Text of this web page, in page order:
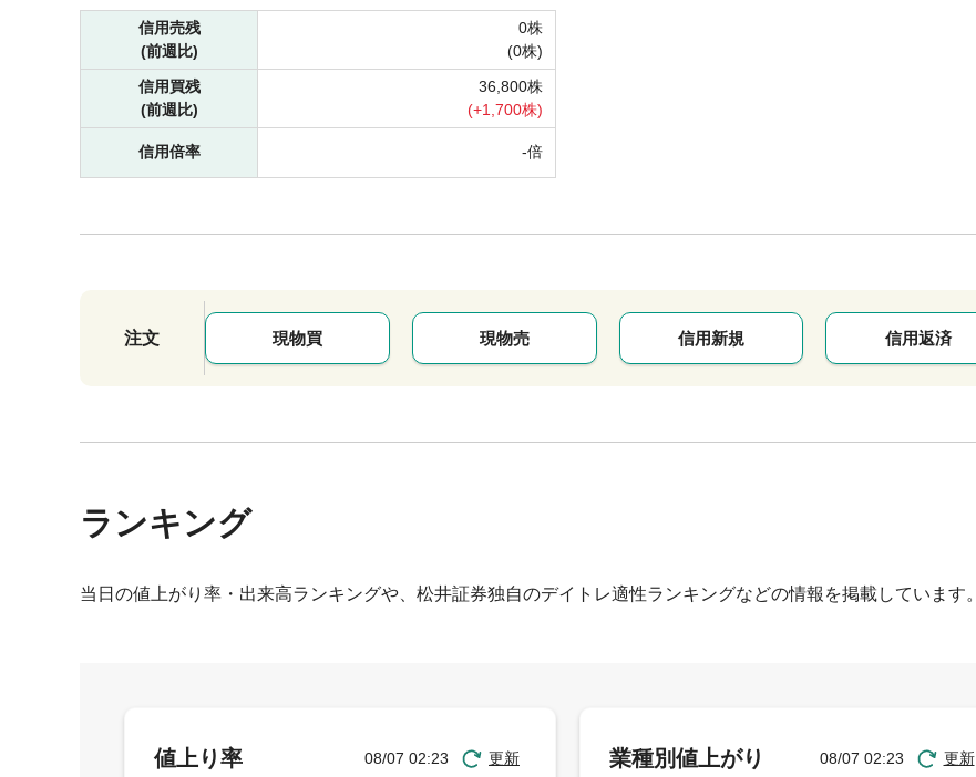
信用売残
(前週比)
0株
(0株)
信用買残
(前週比)
36,800株
(+1,700株)
信用倍率 -倍
注文 現物買 現物売 信用新規 信用返済
ランキング
当日の値上がり率・出来高ランキングや、松井証券独自のデイトレ適性ランキングなどの情報を掲載しています。